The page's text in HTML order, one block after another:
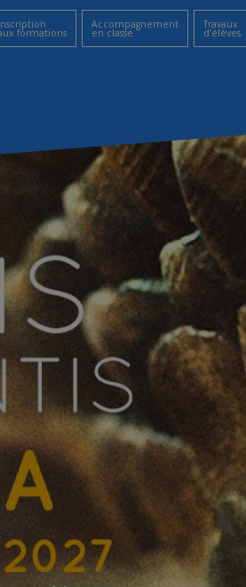
formations
Accompagnement
en classe
Travaux
d’élèves